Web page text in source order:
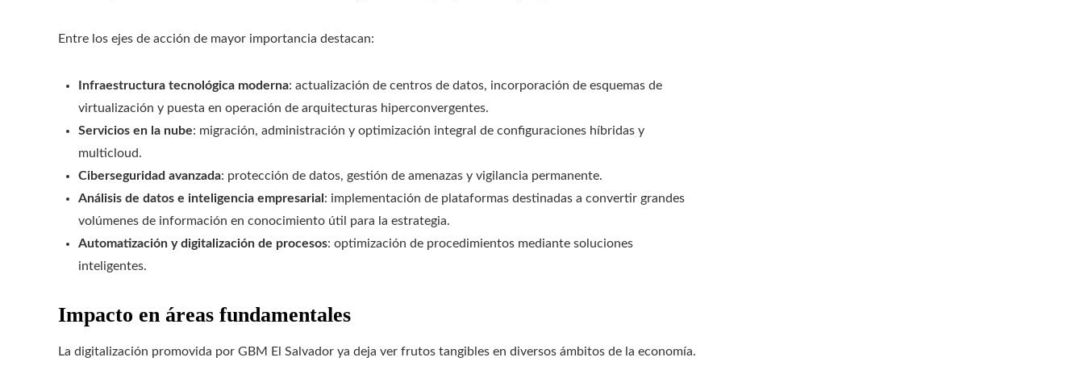
Entre los ejes de acción de mayor importancia destacan:
Infraestructura tecnológica moderna: actualización de centros de datos, incorporación de esquemas de
virtualización y puesta en operación de arquitecturas hiperconvergentes.
Servicios en la nube: migración, administración y optimización integral de configuraciones híbridas y
multicloud.
Ciberseguridad avanzada: protección de datos, gestión de amenazas y vigilancia permanente.
Análisis de datos e inteligencia empresarial : implementación de plataformas destinadas a convertir grandes
volúmenes de información en conocimiento útil para la estrategia.
Automatización y digitalización de procesos: optimización de procedimientos mediante soluciones
inteligentes.
Impacto en áreas fundamentales
La digitalización promovida por GBM El Salvador ya deja ver frutos tangibles en diversos ámbitos de la economía.